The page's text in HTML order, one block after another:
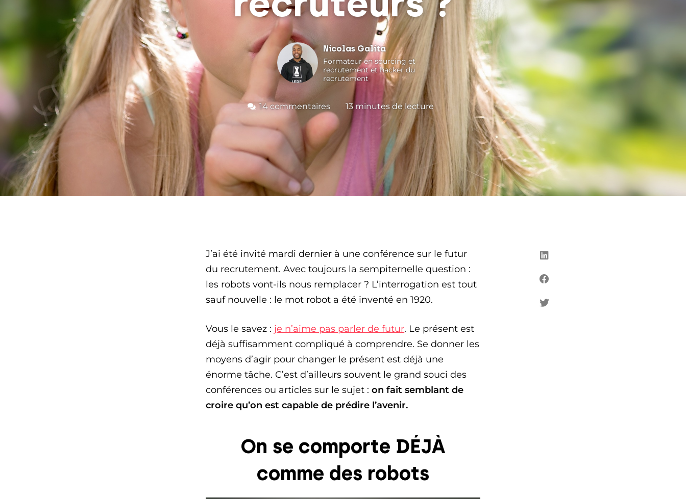
Nicolas Galita
Formateur en sourcing et
recrutement et hacker du
recrutement
14 commentaires 13minutes de lecture
J’ai été invité mardi dernier à une conférence sur le futur
du recrutement. Avec toujours la sempiternelle question :
les robots vont-ils nous remplacer ? L’interrogation est tout
sauf nouvelle : le mot robot a été inventé en 1920.
Vous le savez : je n’aime pas parler de futur. Le présent est
déjà suffisamment compliqué à comprendre. Se donner les
moyens d’agir pour changer le présent est déjà une
énorme tâche. C’est d’ailleurs souvent le grand souci des
conférences ou articles sur le sujet :on fait semblant de
croire qu’on est capable de prédire l’avenir.
On se comporte DÉJÀ
comme des robots